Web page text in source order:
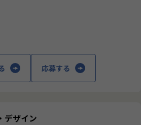
様なプロジェクトからエンジニア
。いわゆる技術者派遣と呼ばれ
関わらない事業支援や最新技術を
開発などを行っています。
クトの増加といった世の中で技術
応募する
デザイン